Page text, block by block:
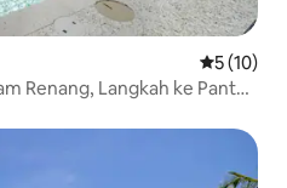
Nilai rata-
5 (10)
Renang, Langkah ke Pantai